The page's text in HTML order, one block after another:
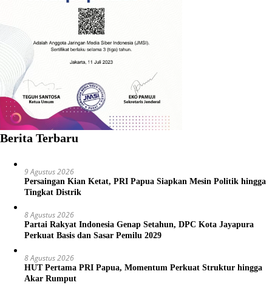
Berita Terbaru
9 Agustus 2026
Persaingan Kian Ketat, PRI Papua Siapkan Mesin Politik hingga
Tingkat Distrik
8 Agustus 2026
Partai Rakyat Indonesia Genap Setahun, DPC Kota Jayapura
Perkuat Basis dan Sasar Pemilu 2029
8 Agustus 2026
HUT Pertama PRI Papua, Momentum Perkuat Struktur hingga
Akar Rumput